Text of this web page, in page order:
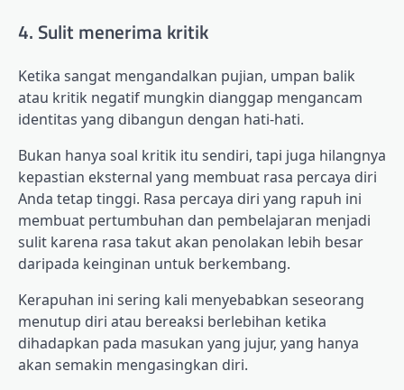
4. Sulit menerima kritik
Ketika sangat mengandalkan pujian, umpan balik
atau kritik negatif mungkin dianggap mengancam
identitas yang dibangun dengan hati-hati.
Bukan hanya soal kritik itu sendiri, tapi juga hilangnya
kepastian eksternal yang membuat rasa percaya diri
Anda tetap tinggi. Rasa percaya diri yang rapuh ini
membuat pertumbuhan dan pembelajaran menjadi
sulit karena rasa takut akan penolakan lebih besar
daripada keinginan untuk berkembang.
Kerapuhan ini sering kali menyebabkan seseorang
menutup diri atau bereaksi berlebihan ketika
dihadapkan pada masukan yang jujur, yang hanya
akan semakin mengasingkan diri.